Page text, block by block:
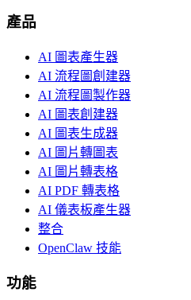
產品
AI 圖表產生器
AI 流程圖創建器
AI 流程圖製作器
AI 圖表創建器
AI 圖表生成器
AI 圖片轉圖表
AI 圖片轉表格
AI PDF 轉表格
AI 儀表板產生器
整合
OpenClaw 技能
功能